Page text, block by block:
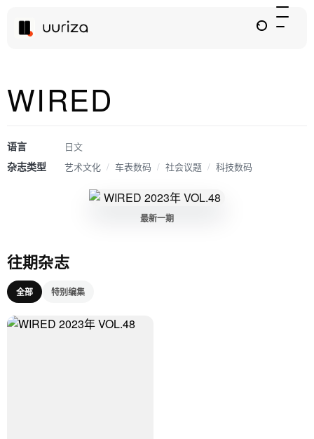
WIRED
语言 日文
杂志类型 艺术文化 / 车表数码 / 社会议题 / 科技数码
最新一期
往期杂志
全部 特别编集